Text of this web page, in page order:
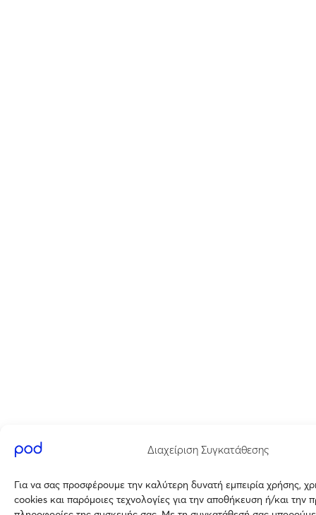
Διαχείριση Συγκατάθεσης
Για να σας προσφέρουμε την καλύτερη δυνατή εμπειρία χρήσης,
cookies και παρόμοιες τεχνολογίες για την αποθήκευση ή/και την